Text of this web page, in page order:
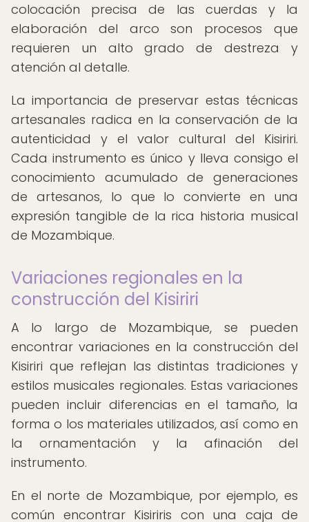
colocación precisa de las cuerdas y la
elaboración del arco son procesos que
requieren un alto grado de destreza y
atención al detalle.
La importancia de preservar estas técnicas
artesanales radica en la conservación de la
autenticidad y el valor cultural del Kisiriri.
Cada instrumento es único y lleva consigo el
conocimiento acumulado de generaciones
de artesanos, lo que lo convierte en una
expresión tangible de la rica historia musical
de Mozambique.
Variaciones regionales en la
construcción del Kisiriri
A lo largo de Mozambique, se pueden
encontrar variaciones en la construcción del
Kisiriri que reflejan las distintas tradiciones y
estilos musicales regionales. Estas variaciones
pueden incluir diferencias en el tamaño, la
forma o los materiales utilizados, así como en
la ornamentación y la afinación del
instrumento.
En el norte de Mozambique, por ejemplo, es
común encontrar Kisiriris con una caja de